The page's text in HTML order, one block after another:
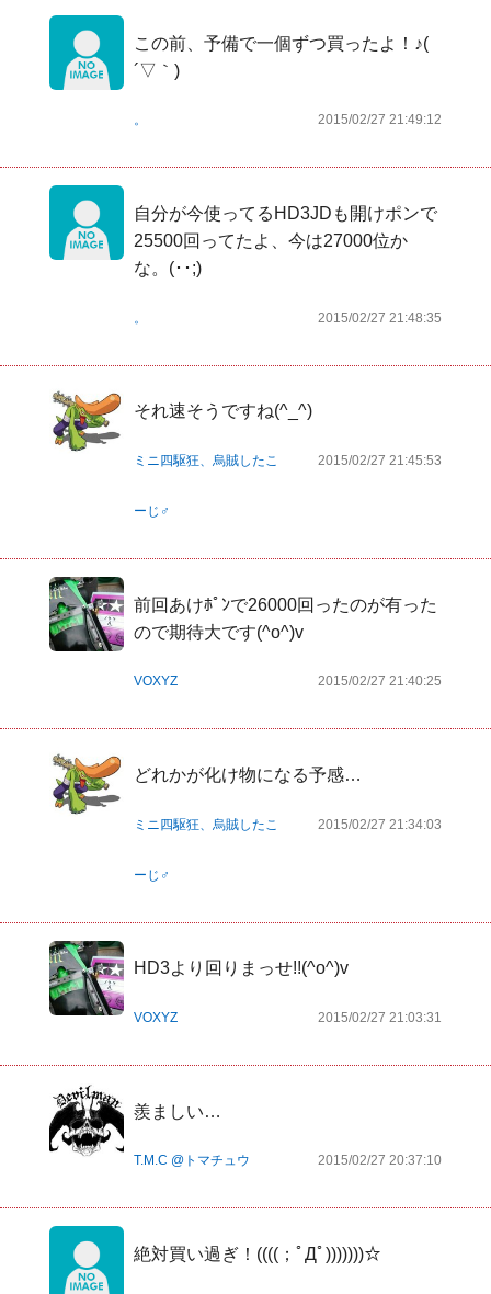
この前、予備で一個ずつ買ったよ！♪(
´▽｀)
。 2015/02/27 21:49:12
自分が今使ってるHD3JDも開けポンで
25500回ってたよ、今は27000位か
な。(･･;)
。 2015/02/27 21:48:35
それ速そうですね(^_^)
ミニ四駆狂、烏賊したこ
ーじ♂
2015/02/27 21:45:53
前回あけﾎﾟﾝで26000回ったのが有った
ので期待大です(^o^)v
VOXYZ 2015/02/27 21:40:25
どれかが化け物になる予感…
ミニ四駆狂、烏賊したこ
ーじ♂
2015/02/27 21:34:03
VOXYZ 2015/02/27 21:03:31
羨ましい…
T.M.C @トマチュウ 2015/02/27 20:37:10
絶対買い過ぎ！((((；ﾟДﾟ)))))))☆